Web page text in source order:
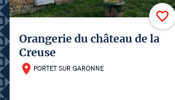
Orangerie du château de la
Creuse
PORTET SUR GARONNE